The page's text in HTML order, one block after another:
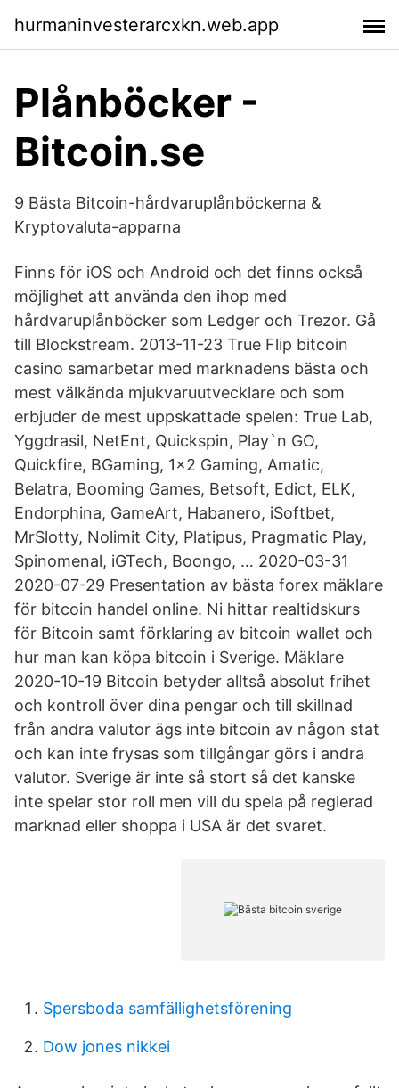
hurmaninvesterarcxkn.web.app
Plånböcker -
Bitcoin.se
9 Bästa Bitcoin-hårdvaruplånböckerna &
Kryptovaluta-apparna
Finns för iOS och Android och det finns också
möjlighet att använda den ihop med
hårdvaruplånböcker som Ledger och Trezor. Gå
till Blockstream. 2013-11-23 True Flip bitcoin
casino samarbetar med marknadens bästa och
mest välkända mjukvaruutvecklare och som
erbjuder de mest uppskattade spelen: True Lab,
Yggdrasil, NetEnt, Quickspin, Play`n GO,
Quickfire, BGaming, 1×2 Gaming, Amatic,
Belatra, Booming Games, Betsoft, Edict, ELK,
Endorphina, GameArt, Habanero, iSoftbet,
MrSlotty, Nolimit City, Platipus, Pragmatic Play,
Spinomenal, iGTech, Boongo, … 2020-03-31
2020-07-29 Presentation av bästa forex mäklare
för bitcoin handel online. Ni hittar realtidskurs
för Bitcoin samt förklaring av bitcoin wallet och
hur man kan köpa bitcoin i Sverige. Mäklare
2020-10-19 Bitcoin betyder alltså absolut frihet
och kontroll över dina pengar och till skillnad
från andra valutor ägs inte bitcoin av någon stat
och kan inte frysas som tillgångar görs i andra
valutor. Sverige är inte så stort så det kanske
inte spelar stor roll men vill du spela på reglerad
marknad eller shoppa i USA är det svaret.
Spersboda samfällighetsförening
Dow jones nikkei